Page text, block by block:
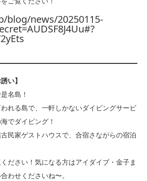
blog/news/20250115-
い】
名島！
れる島で、一軒しかないダイビングサービ
でダイビング！
民家ゲストハウスで、合宿さながらの宿泊
ださい！気になる方はアイダイブ・金子ま
わせくださいね〜。